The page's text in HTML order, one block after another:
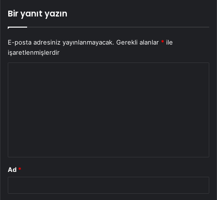
Bir yanıt yazın
E-posta adresiniz yayınlanmayacak. Gerekli alanlar * ile
işaretlenmişlerdir
Ad *